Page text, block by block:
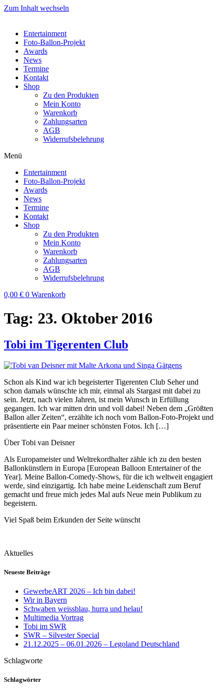
Zum Inhalt wechseln
Entertainment
Foto-Ballon-Projekt
Awards
News
Termine
Kontakt
Shop
Zu den Produkten
Mein Konto
Warenkorb
Zahlungsarten
AGB
Widerrufsbelehrung
Menü
Entertainment
Foto-Ballon-Projekt
Awards
News
Termine
Kontakt
Shop
Zu den Produkten
Mein Konto
Warenkorb
Zahlungsarten
AGB
Widerrufsbelehrung
0,00 € 0 Warenkorb
Tag: 23. Oktober 2016
Tobi im Tigerenten Club
Schon als Kind war ich begeisterter Tigerenten Club Seher und
schon damals wünschte ich mir, einmal als Stargast mit dabei zu
sein. Jetzt, nach vielen Jahren, ist mein Wunsch in Erfüllung
gegangen. Ich war mitten drin und voll dabei! Neben dem „Größten
Ballon aller Zeiten“, erzählte ich noch vom Ballon-Foto-Projekt und
präsentierte ein Paar meiner schönsten Fotos. Ich […]
Über Tobi van Deisner
Als Europameister und Weltrekordhalter zähle ich zu den besten
Ballonkünstlern in Europa [European Balloon Entertainer of the
Year]. Meine Ballon-Comedy-Shows, für die ich weltweit engagiert
werde, sind einzigartig. Ich habe meine Leidenschaft zum Beruf
gemacht und freue mich jedes Mal aufs Neue mein Publikum zu
begeistern.
Viel Spaß beim Erkunden der Seite wünscht
Aktuelles
Neueste Beiträge
GewerbeART 2026 – Ich bin dabei!
Wir in Bayern
Schwaben weissblau, hurra und helau!
Multimedia Vortrag
Tobi im SWR
SWR – Silvester Special
21.12.2025 – 06.01.2026 – Legoland Deutschland
Schlagworte
Schlagwörter